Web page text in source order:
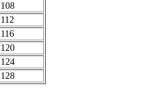
108
112
116
120
124
128